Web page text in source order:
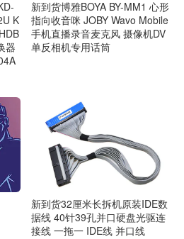
K
器
新到货博雅BOYA BY-MM1 心形
指向收音咪 JOBY Wavo Mobile
手机直播录音麦克风 摄像机DV
单反相机专用话筒
新到货32厘米长拆机原装IDE数
据线 40针39孔并口硬盘光驱连
接线 一拖一 IDE线 并口线